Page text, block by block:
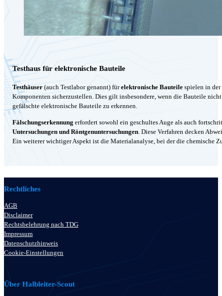
Testhaus für elektronische Bauteile
Testhäuser(auch Testlabor genannt) fürelektronische Bauteilespielen in der
Komponenten sicherzustellen. Dies gilt insbesondere, wenn die Bauteile
gefälschte elektronische Bauteile zu erkennen.
Fälschungserkennung erfordert sowohl ein geschultes Auge als auch
Untersuchungen und Röntgenuntersuchungen. Diese Verfahren decken
Ein weiterer wichtiger Aspekt ist die Materialanalyse, bei der die chemische
Rechtliches
AGB
Disclaimer
Rechtsbelehrung nach TDG
Impressum
Datenschutzhinweis
Cookie-Einstellungen
Über Halbleiter-Scout